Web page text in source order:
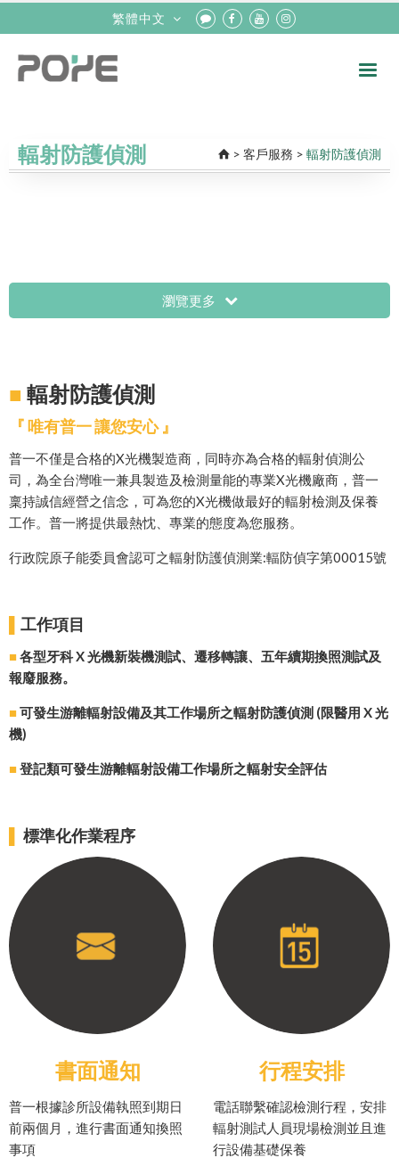
繁體中文
輻射防護偵測 > 客戶服務 > 輻射防護偵測
瀏覽更多
■ 輻射防護偵測
『唯有普一 讓您安心 』
普一不僅是合格的X光機製造商，同時亦為合格的輻射偵測公
司，為全台灣唯一兼具製造及檢測量能的專業X光機廠商，普一
稟持誠信經營之信念，可為您的X光機做最好的輻射檢測及保養
工作。普一將提供最熱忱、專業的態度為您服務。
行政院原子能委員會認可之輻射防護偵測業:輻防偵字第00015號
工作項目
■各型牙科 X 光機新裝機測試、遷移轉讓、五年續期換照測試及
報廢服務。
■可發生游離輻射設備及其工作場所之輻射防護偵測 (限醫用 X 光
機)
■登記類可發生游離輻射設備工作場所之輻射安全評估
標準化作業程序
書面通知
普一根據診所設備執照到期日
前兩個月，進行書面通知換照
事項
行程安排
電話聯繫確認檢測行程，安排
輻射測試人員現場檢測並且進
行設備基礎保養